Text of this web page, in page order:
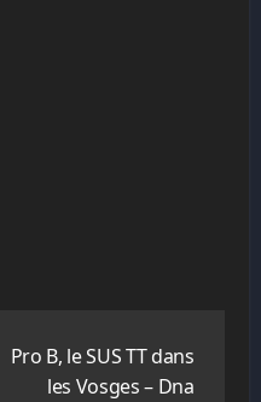
Pro B, le SUS TT dans
les Vosges – Dna